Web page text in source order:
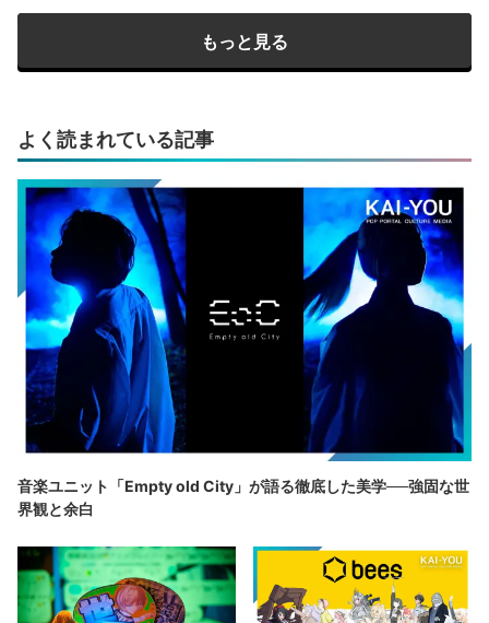
もっと見る
よく読まれている記事
音楽ユニット「Empty old City」が語る徹底した美学──強固な世
界観と余白